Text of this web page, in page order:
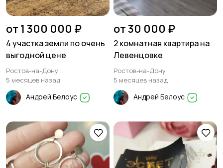
от 1 300 000 ₽
4 участка земли по очень
выгодной цене
Ростов-на-Дону
5 месяцев назад
Андрей Белоус
от 30 000 ₽
2 комнатная квартира на
Левенцовке
Ростов-на-Дону
5 месяцев назад
Андрей Белоус